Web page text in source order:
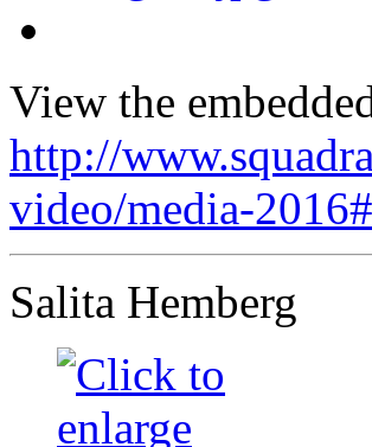
View the
http://
video/media-
Salita Hemberg